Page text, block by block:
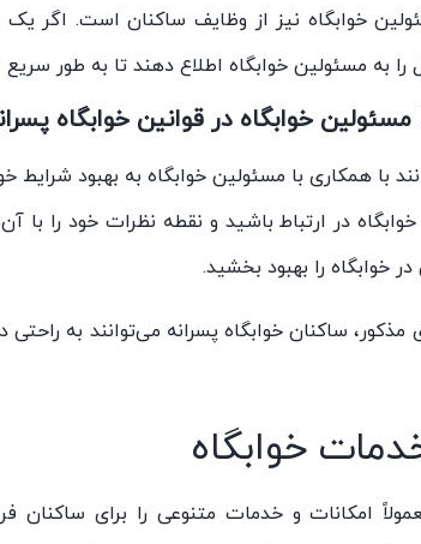
خوابگاه نیز از وظایف ساکنان است. اگر یک
به مسئولین خوابگاه اطلاع دهند تا به طور سریع
خوابگاه در قوانین خوابگاه
با همکاری با مسئولین خوابگاه به بهبود
در ارتباط باشید و نقطه نظرات خود را با
خوابگاه را بهبود بخشید.
ساکنان خوابگاه پسرانه می‌توانند به
خوابگاه
امکانات و خدمات متنوعی را برای